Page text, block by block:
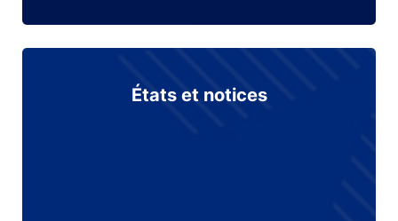
États et notices